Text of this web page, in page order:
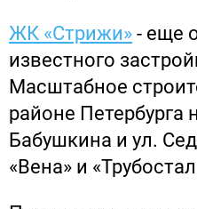
ЖК «Стрижи» - еще
известного
Масштабное
районе
Бабушкина и ул.
«Вена» и